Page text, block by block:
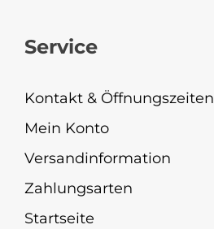
Service
Kontakt & Öffnungszeiten
Mein Konto
Versandinformation
Zahlungsarten
Startseite